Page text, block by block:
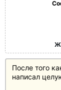
После того
написал